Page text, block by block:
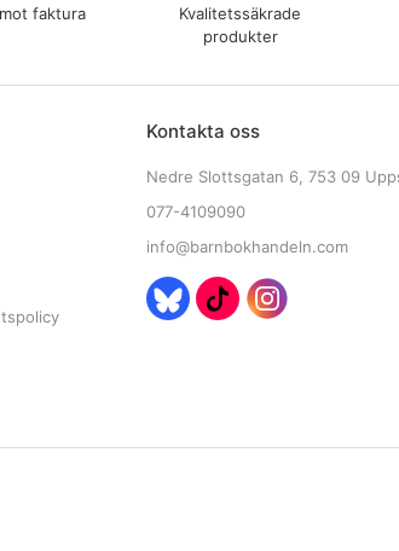
faktura
Kvalitetssäkrade
produkter
Kontakta oss
Nedre Slottsgatan 6, 753 09
077-4109090
info@barnbokhandeln.com